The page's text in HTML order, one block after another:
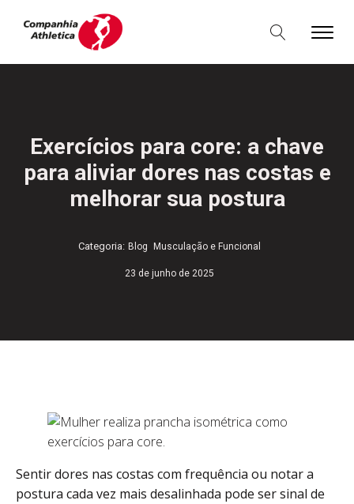
Exercícios para core: a chave
para aliviar dores nas costas e
melhorar sua postura
Categoria: Blog Musculação e Funcional
23 de junho de 2025
Sentir dores nas costas com frequência ou notar a
postura cada vez mais desalinhada pode ser sinal de